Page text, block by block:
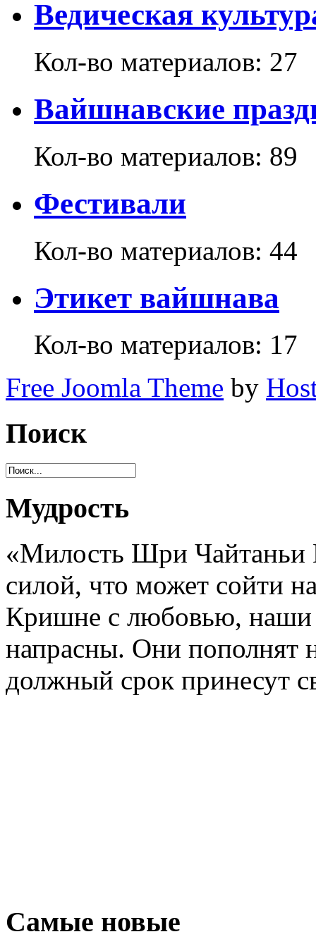
Ведическая
Кол-во материалов: 27
Вайшнавские
Кол-во материалов: 89
Фестивали
Кол-во материалов: 44
Этикет вайшнава
Кол-во материалов: 17
Free Joomla Theme by
Поиск
Мудрость
«Милость Шри Чайтаньи
силой, что может сойти
Кришне с любовью, наши
напрасны. Они пополнят
должный срок принесут
Самые новые